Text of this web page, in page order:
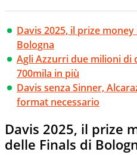
Davis 2025, il prize
Bologna
Agli Azzurri due milioni di
700mila in più
Davis senza Sinner,
format necessario
Davis 2025, il prize
delle Finals di